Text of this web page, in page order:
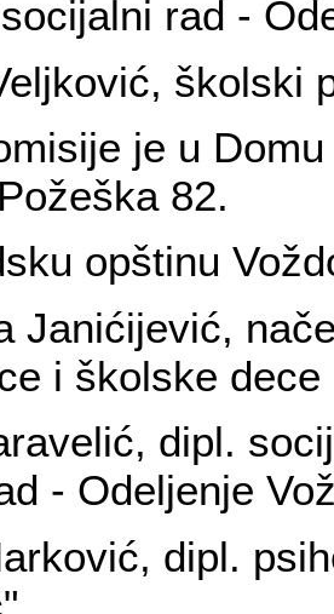
rad -
školski
je u
82.
opštinu
Janićijević,
i školske
dipl.
- Odeljenje
dipl.